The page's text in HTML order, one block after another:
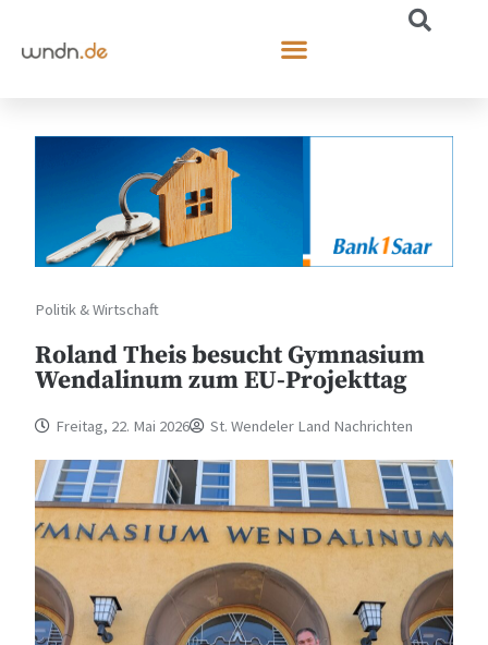
Politik & Wirtschaft
Roland Theis besucht Gymnasium
Wendalinum zum EU-Projekttag
Freitag, 22. Mai 2026 St. Wendeler Land Nachrichten